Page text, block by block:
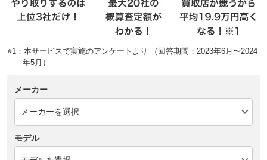
※1：本サービスで実施のアンケートより （回答期間：2023年6月〜2024
年5月）
メーカー
モデル